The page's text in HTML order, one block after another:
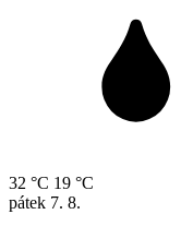
32 °C 19 °C
pátek 7. 8.